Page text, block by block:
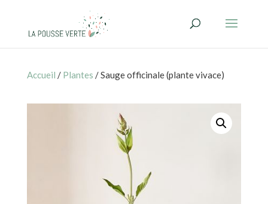
Accueil / Plantes / Sauge officinale (plante vivace)